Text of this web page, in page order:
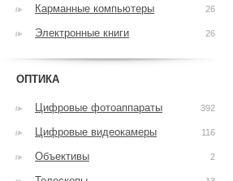
Карманные компьютеры 26
Электронные книги 26
ОПТИКА
Цифровые фотоаппараты 392
Цифровые видеокамеры 116
Объективы 2